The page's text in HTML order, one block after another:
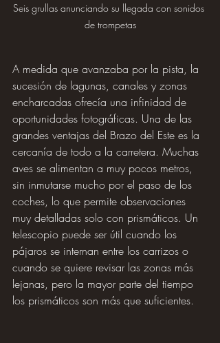
Seis grullas anunciando su llegada con sonidos
de trompetas
A medida que avanzaba por la pista, la
sucesión de lagunas, canales y zonas
encharcadas ofrecía una infinidad de
oportunidades fotográficas. Una de las
grandes ventajas del Brazo del Este es la
cercanía de todo a la carretera. Muchas
aves se alimentan a muy pocos metros,
sin inmutarse mucho por el paso de los
coches, lo que permite observaciones
muy detalladas solo con prismáticos. Un
telescopio puede ser útil cuando los
pájaros se internan entre los carrizos o
cuando se quiere revisar las zonas más
lejanas, pero la mayor parte del tiempo
los prismáticos son más que suficientes.